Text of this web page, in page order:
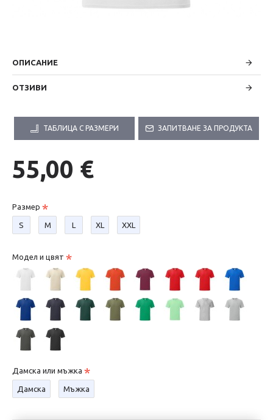
ОПИСАНИЕ
ОТЗИВИ
ТАБЛИЦА С РАЗМЕРИ ЗАПИТВАНЕ ЗА ПРОДУКТА
55,00 €
Размер
S М L XL XXL
Модел и цвят
Дамска или мъжка
Дамска Мъжка